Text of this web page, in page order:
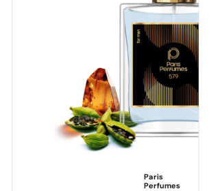
Paris
Perfumes